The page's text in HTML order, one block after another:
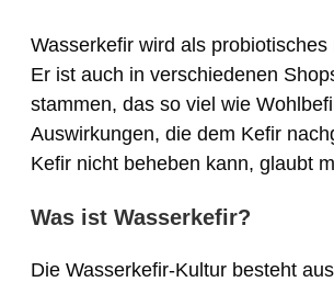
Wasserkefir wird als
Er ist auch in verschiedenen
stammen, das so viel wie
Auswirkungen, die dem Kefir
Kefir nicht beheben kann, glaubt
Was ist Wasserkefir?
Die Wasserkefir-Kultur besteht